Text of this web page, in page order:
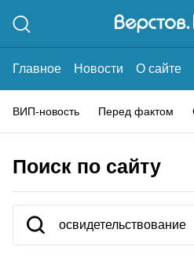
Главное Новости О сайте
ВИП-новость Перед фактом
Поиск по сайту